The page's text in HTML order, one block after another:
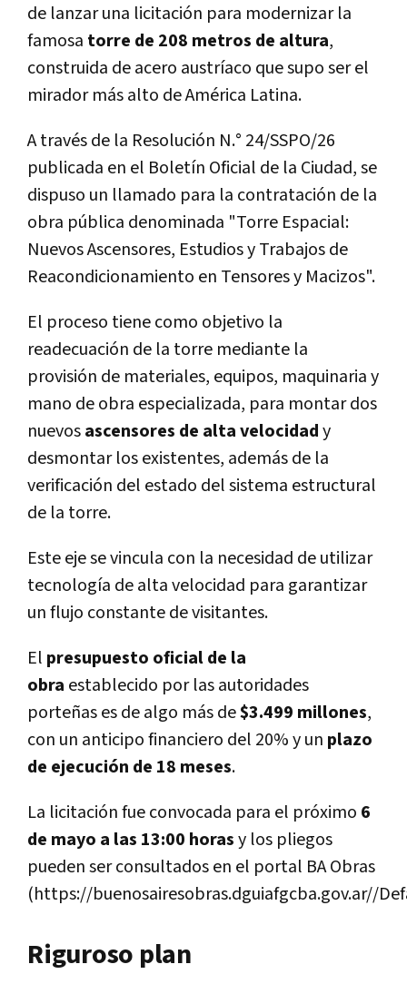
de lanzar una licitación para modernizar la
famosa torre de 208 metros de altura,
construida de acero austríaco que supo ser el
mirador más alto de América Latina.
A través de la Resolución N.° 24/SSPO/26
publicada en el Boletín Oficial de la Ciudad, se
dispuso un llamado para la contratación de la
obra pública denominada "Torre Espacial:
Nuevos Ascensores, Estudios y Trabajos de
Reacondicionamiento en Tensores y Macizos".
El proceso tiene como objetivo la
readecuación de la torre mediante la
provisión de materiales, equipos, maquinaria y
mano de obra especializada, para montar dos
nuevosascensores de alta velocidady
desmontar los existentes, además de la
verificación del estado del sistema estructural
de la torre.
Este eje se vincula con la necesidad de utilizar
tecnología de alta velocidad para garantizar
un flujo constante de visitantes.
El presupuesto oficial de la
obra establecido por las autoridades
porteñas es de algo más de$3.499 millones,
con un anticipo financiero del 20% y un plazo
de ejecución de 18 meses.
La licitación fue convocada para el próximo 6
de mayo a las 13:00 horasy los pliegos
pueden ser consultados en el portal BA Obras
(https://buenosairesobras.dguiafgcba.gov.ar//
Riguroso plan